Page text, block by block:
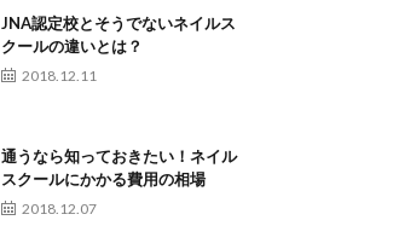
JNA認定校とそうでないネイルス
クールの違いとは？
2018.12.11
通うなら知っておきたい！ネイル
スクールにかかる費用の相場
2018.12.07